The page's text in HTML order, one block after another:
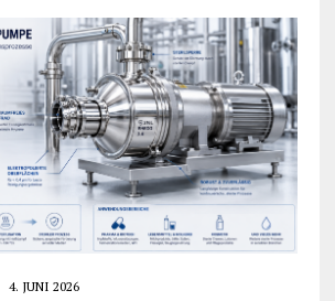
4. JUNI 2026